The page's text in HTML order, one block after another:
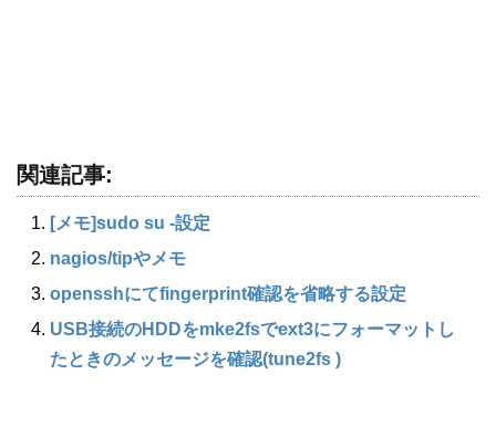
関連記事:
[メモ]sudo su -設定
nagios​/tipやメモ
opensshにてfingerprint確認を省略する設定
USB接続のHDDをmke2fsでext3にフォーマットし
たときのメッセージを確認(tune2fs )